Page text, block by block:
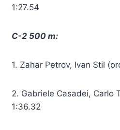
1:27.54
C-2 500 m:
1. Zahar Petrov, Ivan Stil
2. Gabriele Casadei, Carlo
1:36.32